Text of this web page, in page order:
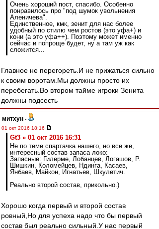
Очень хороший пост, спасибо. Особенно
понравилось про "под шумок увольнения
Аленичева".
Единственное, кмк, зенит для нас более
удобный по стилю чем ростов (это уфа+) и
кони (а это уфа++). Поэтому может именно
сейчас и попроще будет, ну а там уж как
сложится...
Главное не перегореть.И не прижаться сильно
к своим воротам.Мы должны просто их
перебегать.Во втором тайме игроки Зенита
должны подсесть
митхун -
01 окт 2016 18:16
Gt3 » 01 окт 2016 16:31
Не по теме спартачка нашего, но все же,
интересный состав запаса локо:
Запасные: Гилерме, Лобанцев, Логашов, Р.
Шишкин, Коломейцев, Ндинга, Касаев,
Янбаев, Майкон, Игнатьев, Шкулетич.
Реально второй состав, прикольно.)
Хорошо когда первый и второй состав
ровный,Но для успеха надо что бы первый
состав был реально сильный.У нас первый